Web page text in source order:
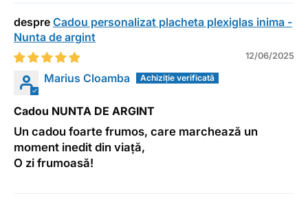
Cadou personalizat placheta plexiglas inima -
Nunta de argint
12/06/2025
Marius Cloamba
Cadou NUNTA DE ARGINT
Un cadou foarte frumos, care marchează un
moment inedit din viață,
O zi frumoasă!